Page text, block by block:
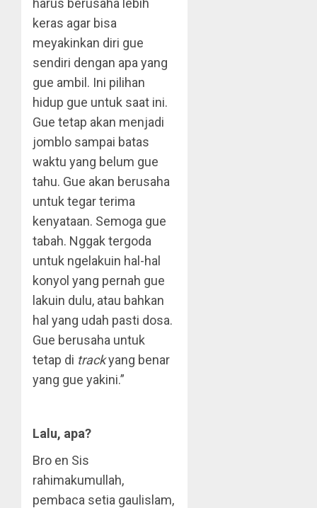
harus berusaha lebih
keras agar bisa
meyakinkan diri gue
sendiri dengan apa yang
gue ambil. Ini pilihan
hidup gue untuk saat ini.
Gue tetap akan menjadi
jomblo sampai batas
waktu yang belum gue
tahu. Gue akan berusaha
untuk tegar terima
kenyataan. Semoga gue
tabah. Nggak tergoda
untuk ngelakuin hal-hal
konyol yang pernah gue
lakuin dulu, atau bahkan
hal yang udah pasti dosa.
Gue berusaha untuk
tetap di trackyang benar
yang gue yakini.”
Lalu, apa?
Bro en Sis
rahimakumullah,
pembaca setia gaulislam,